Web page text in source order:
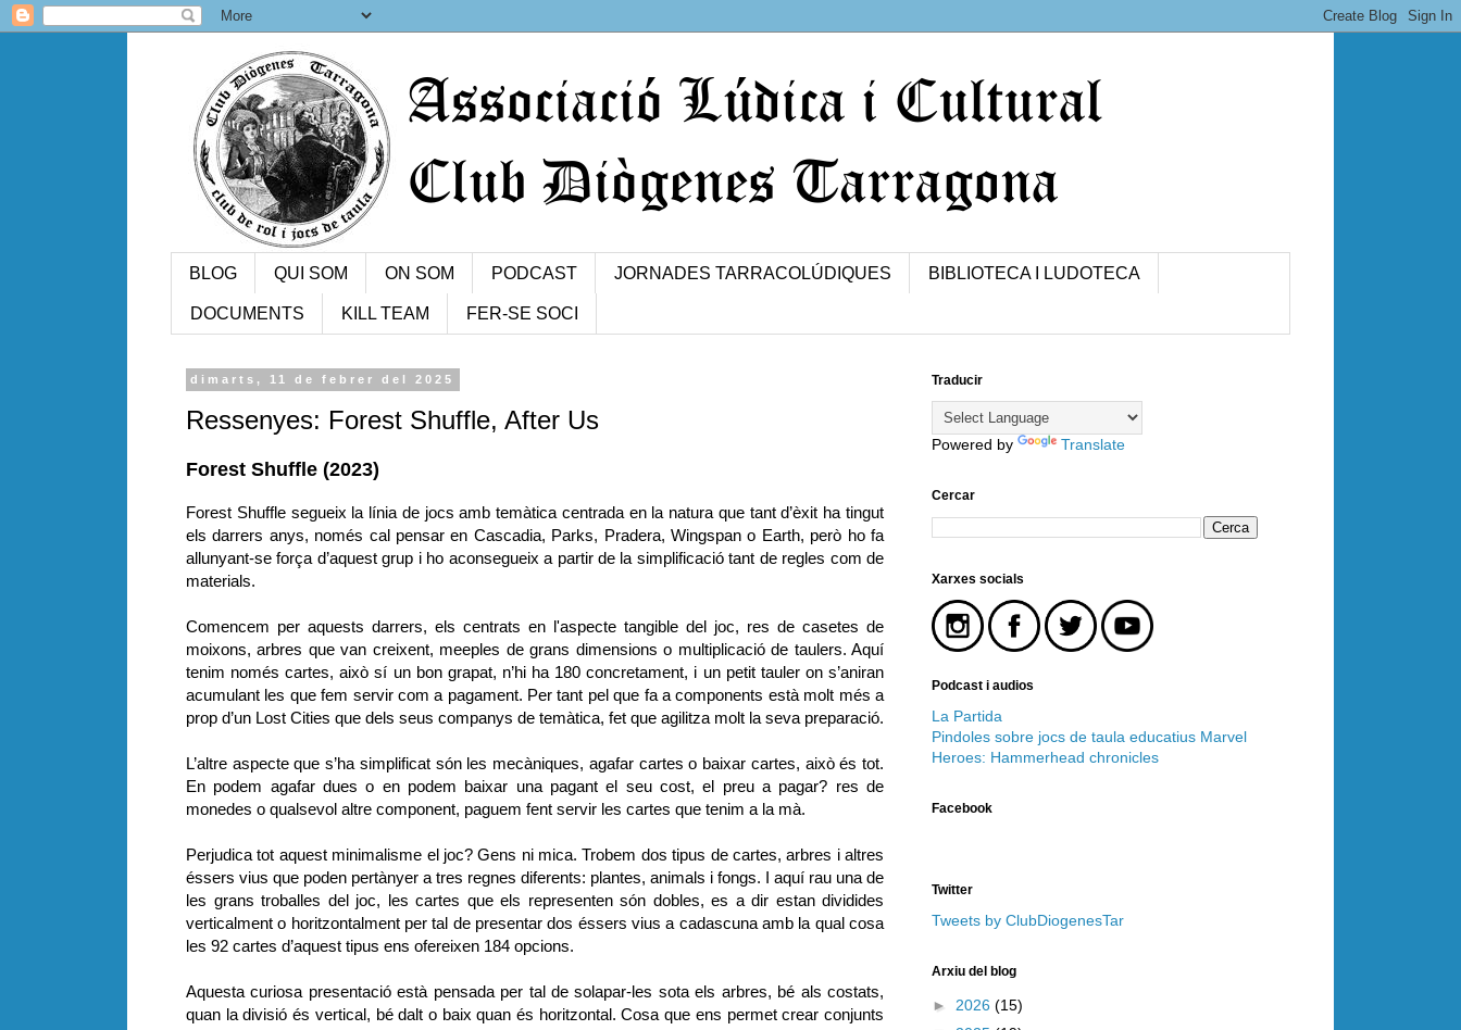
BLOG QUI SOM ON SOM PODCAST JORNADES TARRACOLÚDIQUES BIBLIOTECA I LUDOTECA
DOCUMENTS KILL TEAM FER-SE SOCI
dimarts, 11 de febrer del 2025
Ressenyes: Forest Shuffle, After Us
Forest Shuffle (2023)
Forest Shuffle segueix la línia de jocs amb temàtica centrada en la natura que tant d’èxit ha tingut
els darrers anys, només cal pensar en Cascadia, Parks, Pradera, Wingspan o Earth, però ho fa
allunyant-se força d’aquest grup i ho aconsegueix a partir de la simplificació tant de regles com de
materials.
Comencem per aquests darrers, els centrats en l'aspecte tangible del joc, res de casetes de
moixons, arbres que van creixent, meeples de grans dimensions o multiplicació de taulers. Aquí
tenim només cartes, això sí un bon grapat, n’hi ha 180 concretament, i un petit tauler on s’aniran
acumulant les que fem servir com a pagament. Per tant pel que fa a components està molt més a
prop d’un Lost Cities que dels seus companys de temàtica, fet que agilitza molt la seva preparació.
L’altre aspecte que s’ha simplificat són les mecàniques, agafar cartes o baixar cartes, això és tot.
En podem agafar dues o en podem baixar una pagant el seu cost, el preu a pagar? res de
monedes o qualsevol altre component, paguem fent servir les cartes que tenim a la mà.
Perjudica tot aquest minimalisme el joc? Gens ni mica. Trobem dos tipus de cartes, arbres i altres
éssers vius que poden pertànyer a tres regnes diferents: plantes, animals i fongs. I aquí rau una de
les grans troballes del joc, les cartes que els representen són dobles, es a dir estan dividides
verticalment o horitzontalment per tal de presentar dos éssers vius a cadascuna amb la qual cosa
les 92 cartes d’aquest tipus ens ofereixen 184 opcions.
Aquesta curiosa presentació està pensada per tal de solapar-les sota els arbres, bé als costats,
quan la divisió és vertical, bé dalt o baix quan és horitzontal. Cosa que ens permet crear conjunts
Traducir
Powered by Translate
Cercar
Xarxes socials
Podcast i audios
La Partida
Pindoles sobre jocs de taula educatius Marvel
Heroes: Hammerhead chronicles
Facebook
Twitter
Tweets by ClubDiogenesTar
Arxiu del blog
► 2026 (15)